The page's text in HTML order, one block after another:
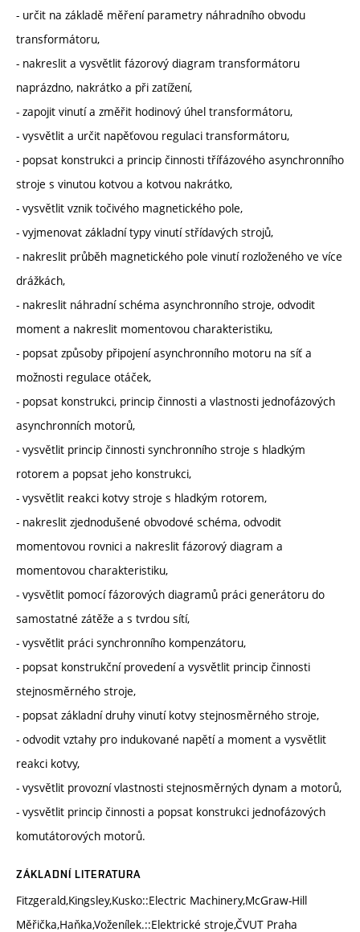
- určit na základě měření parametry náhradního obvodu
transformátoru,
- nakreslit a vysvětlit fázorový diagram transformátoru
naprázdno, nakrátko a při zatížení,
- zapojit vinutí a změřit hodinový úhel transformátoru,
- vysvětlit a určit napěťovou regulaci transformátoru,
- popsat konstrukci a princip činnosti třífázového asynchronního
stroje s vinutou kotvou a kotvou nakrátko,
- vysvětlit vznik točivého magnetického pole,
- vyjmenovat základní typy vinutí střídavých strojů,
- nakreslit průběh magnetického pole vinutí rozloženého ve více
drážkách,
- nakreslit náhradní schéma asynchronního stroje, odvodit
moment a nakreslit momentovou charakteristiku,
- popsat způsoby připojení asynchronního motoru na síť a
možnosti regulace otáček,
- popsat konstrukci, princip činnosti a vlastnosti jednofázových
asynchronních motorů,
- vysvětlit princip činnosti synchronního stroje s hladkým
rotorem a popsat jeho konstrukci,
- vysvětlit reakci kotvy stroje s hladkým rotorem,
- nakreslit zjednodušené obvodové schéma, odvodit
momentovou rovnici a nakreslit fázorový diagram a
momentovou charakteristiku,
- vysvětlit pomocí fázorových diagramů práci generátoru do
samostatné zátěže a s tvrdou sítí,
- vysvětlit práci synchronního kompenzátoru,
- popsat konstrukční provedení a vysvětlit princip činnosti
stejnosměrného stroje,
- popsat základní druhy vinutí kotvy stejnosměrného stroje,
- odvodit vztahy pro indukované napětí a moment a vysvětlit
reakci kotvy,
- vysvětlit provozní vlastnosti stejnosměrných dynam a motorů,
- vysvětlit princip činnosti a popsat konstrukci jednofázových
komutátorových motorů.
ZÁKLADNÍ LITERATURA
Fitzgerald,Kingsley,Kusko::Electric Machinery,McGraw-Hill
Měřička,Haňka,Voženílek.::Elektrické stroje,ČVUT Praha